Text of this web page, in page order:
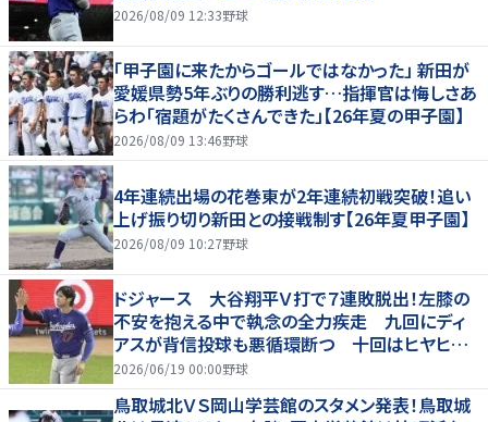
2026/08/09 12:33野球
「甲子園に来たからゴールではなかった」 新田が
愛媛県勢5年ぶりの勝利逃す…指揮官は悔しさあ
らわ「宿題がたくさんできた」【26年夏の甲子園】
2026/08/09 13:46野球
4年連続出場の花巻東が2年連続初戦突破！追い
上げ振り切り新田との接戦制す【26年夏甲子園】
2026/08/09 10:27野球
ドジャース 大谷翔平Ｖ打で７連敗脱出！左膝の
不安を抱える中で執念の全力疾走 九回にディ
アスが背信投球も悪循環断つ 十回はヒヤヒヤ
もリード守る
2026/06/19 00:00野球
鳥取城北ＶＳ岡山学芸館のスタメン発表！鳥取城